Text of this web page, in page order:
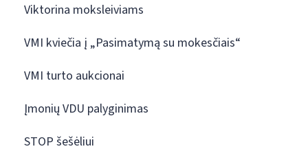
Viktorina moksleiviams
VMI kviečia į „Pasimatymą su mokesčiais“
VMI turto aukcionai
Įmonių VDU palyginimas
STOP šešėliui